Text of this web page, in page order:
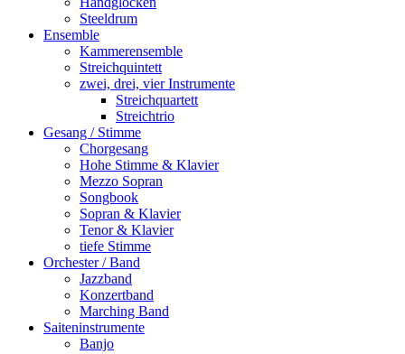
Steeldrum
Ensemble
Kammerensemble
Streichquintett
zwei, drei, vier Instrumente
Streichquartett
Streichtrio
Gesang / Stimme
Chorgesang
Hohe Stimme & Klavier
Mezzo Sopran
Songbook
Sopran & Klavier
Tenor & Klavier
tiefe Stimme
Orchester / Band
Jazzband
Konzertband
Marching Band
Saiteninstrumente
Banjo